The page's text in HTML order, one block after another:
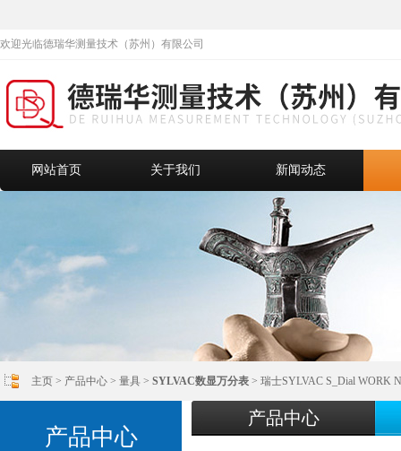
欢迎光临德瑞华测量技术（苏州）有限公司
网站首页 关于我们 新闻动态
主页 > 产品中心 > 量具 > SYLVAC数显万分表 > 瑞士SYLVAC S_Dial WORK
产品中心
产品中心